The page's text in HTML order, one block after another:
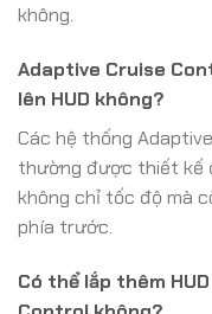
không.
Adaptive Cruise
lên HUD không?
Các hệ thống
thường được thiết kế
không chỉ tốc độ mà
phía trước.
Có thể lắp thêm